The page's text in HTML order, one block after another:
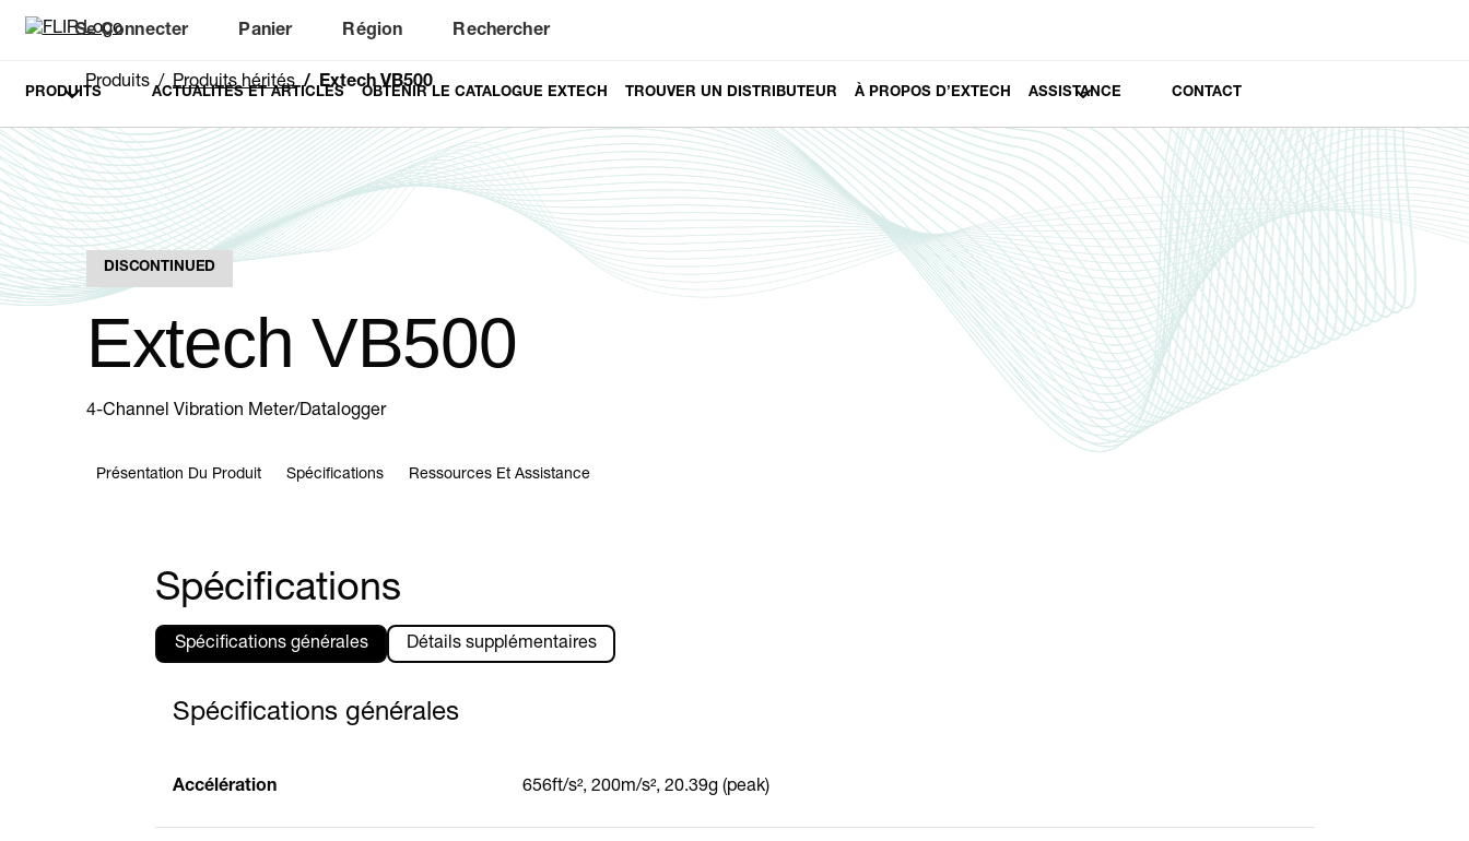
Se Connecter
Unread messages
Panier
Région Rechercher
PRODUITS ACTUALITÉS ET ARTICLES OBTENIR LE CATALOGUE EXTECH TROUVER UN DISTRIBUTEUR À PROPOS D’EXTECH ASSISTANCE CONTACT
Produits Produits hérités Extech VB500
DISCONTINUED
Extech VB500
4-Channel Vibration Meter/Datalogger
Présentation Du Produit Spécifications Ressources Et Assistance
Spécifications
Spécifications générales Détails supplémentaires
Spécifications générales
Accélération 656ft/s², 200m/s², 20.39g (peak)